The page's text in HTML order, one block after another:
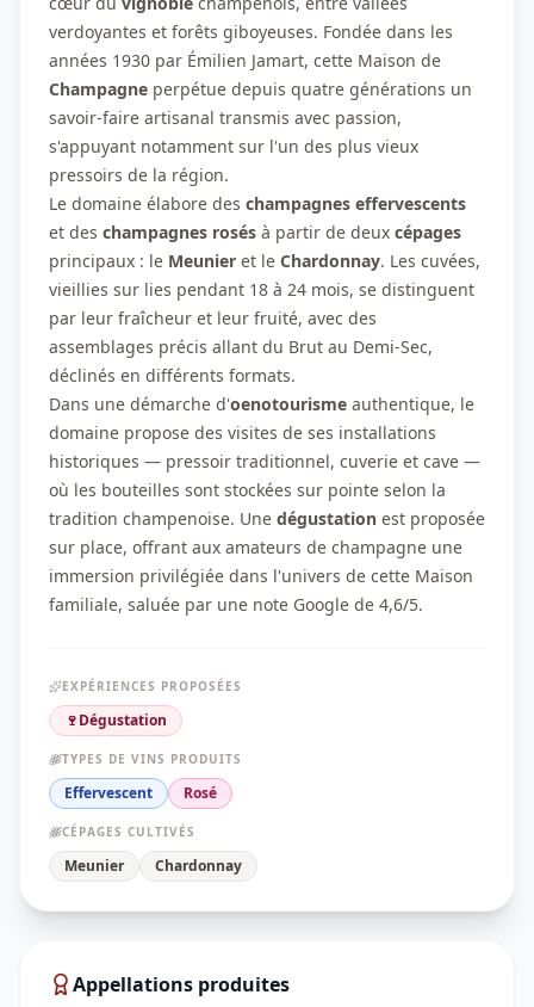
verdoyantes et forêts giboyeuses. Fondée dans les
années 1930 par Émilien Jamart, cette Maison de
Champagne perpétue depuis quatre générations un
savoir-faire artisanal transmis avec passion,
s'appuyant notamment sur l'un des plus vieux
pressoirs de la région.
Le domaine élabore des champagnes effervescents
et des champagnes rosés à partir de deux cépages
principaux : le Meunier et le Chardonnay. Les cuvées,
vieillies sur lies pendant 18 à 24 mois, se distinguent
par leur fraîcheur et leur fruité, avec des
assemblages précis allant du Brut au Demi-Sec,
déclinés en différents formats.
Dans une démarche d'oenotourisme authentique, le
domaine propose des visites de ses installations
historiques — pressoir traditionnel, cuverie et cave —
où les bouteilles sont stockées sur pointe selon la
tradition champenoise. Une dégustation est proposée
sur place, offrant aux amateurs de champagne une
immersion privilégiée dans l'univers de cette Maison
familiale, saluée par une note Google de 4,6/5.
EXPÉRIENCES PROPOSÉES
🍷Dégustation
TYPES DE VINS PRODUITS
Effervescent Rosé
CÉPAGES CULTIVÉS
Meunier Chardonnay
Appellations produites